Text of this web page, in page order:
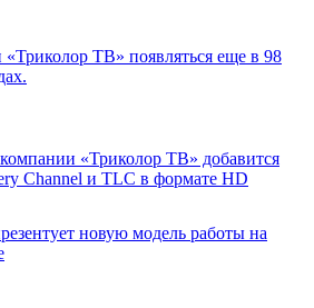
ТВ» появляться еще в 98
«Триколор ТВ» добавится
Channel и TLC в формате HD
новую модель работы на